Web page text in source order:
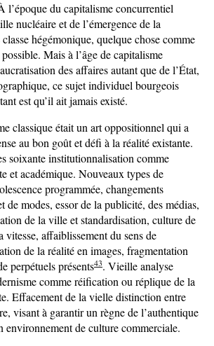
l’époque du capitalisme concurrentiel
nucléaire et de l’émergence de la
hégémonique, quelque chose comme
Mais à l’âge de capitalisme
des affaires autant que de l’État,
ce sujet individuel bourgeois
est qu’il ait jamais existé.
classique était un art oppositionnel qui a
au bon goût et défi à la réalité existante.
soixante institutionnalisation comme
et académique. Nouveaux types de
programmée, changements
de modes, essor de la publicité, des médias,
de la ville et standardisation, culture de
vitesse, affaiblissement du sens de
de la réalité en images, fragmentation
perpétuels présents43. Vieille analyse
comme réification ou réplique de la
Effacement de la vielle distinction entre
visant à garantir un règne de l’authentique
environnement de culture commerciale.